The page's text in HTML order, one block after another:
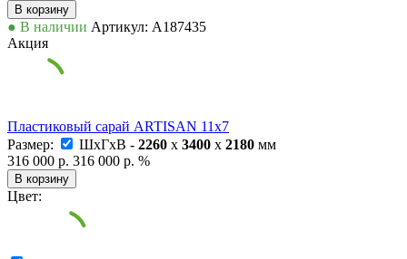
В корзину
● В наличии Артикул: А187435
Акция
Пластиковый сарай ARTISAN 11x7
Размер:
ШxГxВ - 2260 x 3400 x 2180 мм
316 000 р. 316 000 р. %
В корзину
Цвет: